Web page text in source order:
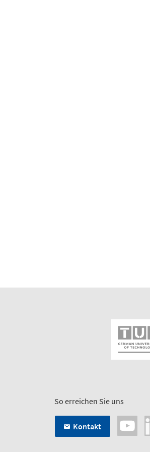
So erreichen Sie uns
Kontakt